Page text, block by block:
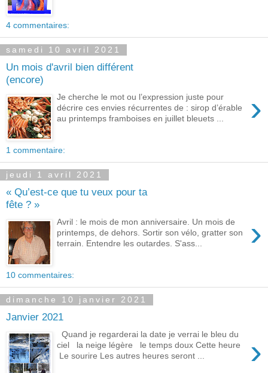
4 commentaires:
samedi 10 avril 2021
Un mois d'avril bien différent
(encore)
›
Je cherche le mot ou l’expression juste pour
décrire ces envies récurrentes de : sirop d’érable
au printemps framboises en juillet bleuets ...
1 commentaire:
jeudi 1 avril 2021
« Qu’est-ce que tu veux pour ta
fête ? »
›
Avril : le mois de mon anniversaire. Un mois de
printemps, de dehors. Sortir son vélo, gratter son
terrain. Entendre les outardes. S'ass...
10 commentaires:
dimanche 10 janvier 2021
Janvier 2021
›
Quand je regarderai la date je verrai le bleu du
ciel la neige légère le temps doux Cette heure
Le sourire Les autres heures seront ...